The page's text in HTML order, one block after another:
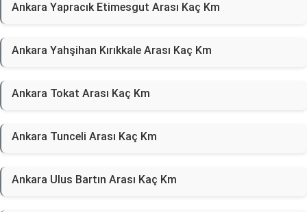
Ankara Yapracık Etimesgut Arası Kaç Km
Ankara Yahşihan Kırıkkale Arası Kaç Km
Ankara Tokat Arası Kaç Km
Ankara Tunceli Arası Kaç Km
Ankara Ulus Bartın Arası Kaç Km